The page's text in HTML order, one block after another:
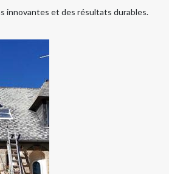
innovantes et des résultats durables.